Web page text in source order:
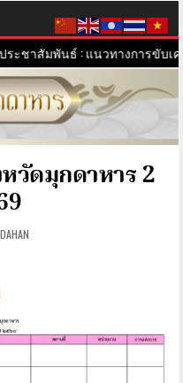
ประชาสัมพันธ์ : แนวทางการขับเค
วัดมุกดาหาร 2